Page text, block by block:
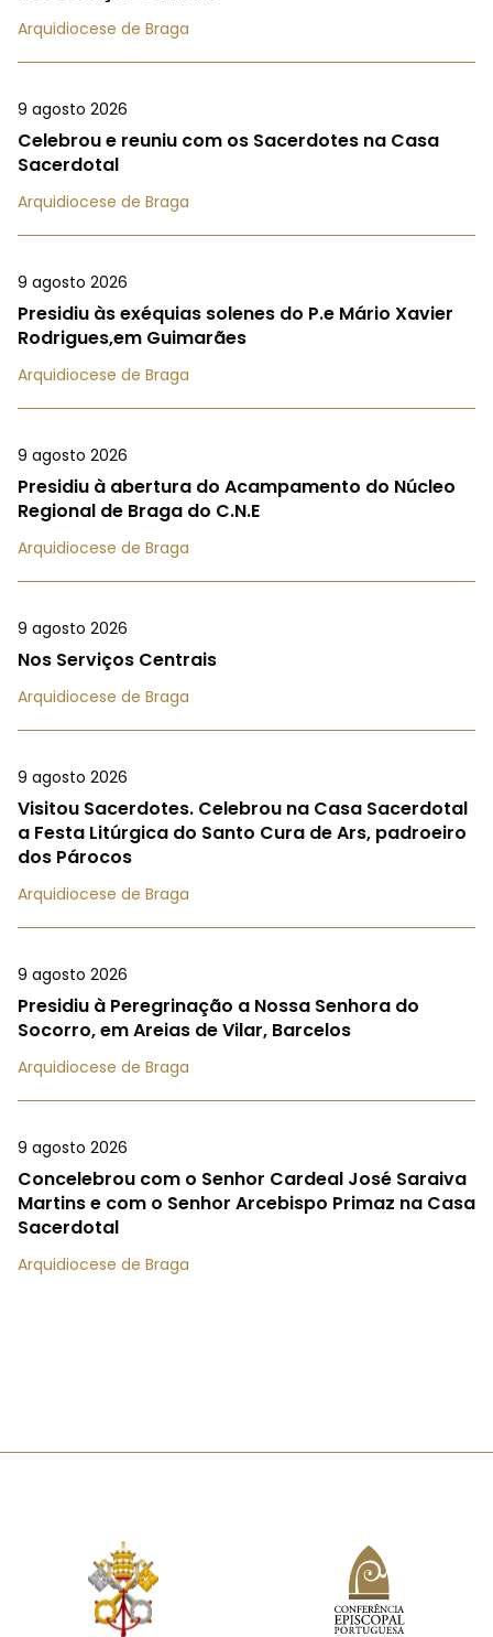
Arquidiocese de Braga
9 agosto 2026
Celebrou e reuniu com os Sacerdotes na Casa
Sacerdotal
Arquidiocese de Braga
9 agosto 2026
Presidiu às exéquias solenes do P.e Mário Xavier
Rodrigues,em Guimarães
Arquidiocese de Braga
9 agosto 2026
Presidiu à abertura do Acampamento do Núcleo
Regional de Braga do C.N.E
Arquidiocese de Braga
9 agosto 2026
Nos Serviços Centrais
Arquidiocese de Braga
9 agosto 2026
Visitou Sacerdotes. Celebrou na Casa Sacerdotal
a Festa Litúrgica do Santo Cura de Ars, padroeiro
dos Párocos
Arquidiocese de Braga
9 agosto 2026
Presidiu à Peregrinação a Nossa Senhora do
Socorro, em Areias de Vilar, Barcelos
Arquidiocese de Braga
9 agosto 2026
Concelebrou com o Senhor Cardeal José Saraiva
Martins e com o Senhor Arcebispo Primaz na Casa
Sacerdotal
Arquidiocese de Braga